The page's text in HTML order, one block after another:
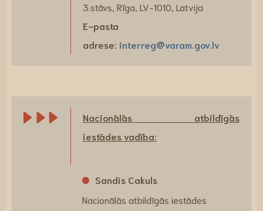
3.stāvs, Rīga, LV-1010, Latvija
E-pasta
adrese: interreg@varam.gov.lv
Nacionālās atbildīgās
iestādes vadība:
Sandis Cakuls
Nacionālās atbildīgās iestādes